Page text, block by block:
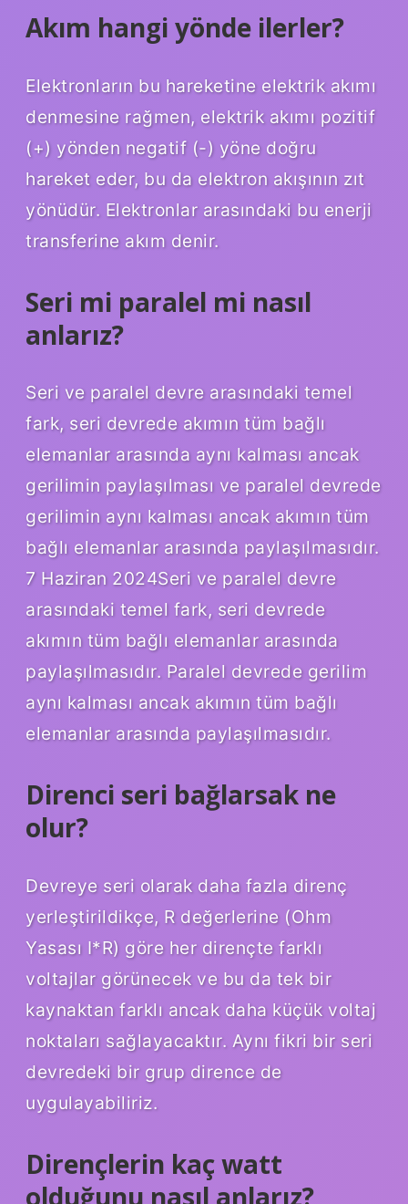
Akım hangi yönde ilerler?
Elektronların bu hareketine elektrik akımı
denmesine rağmen, elektrik akımı pozitif
(+) yönden negatif (-) yöne doğru
hareket eder, bu da elektron akışının zıt
yönüdür. Elektronlar arasındaki bu enerji
transferine akım denir.
Seri mi paralel mi nasıl
anlarız?
Seri ve paralel devre arasındaki temel
fark, seri devrede akımın tüm bağlı
elemanlar arasında aynı kalması ancak
gerilimin paylaşılması ve paralel devrede
gerilimin aynı kalması ancak akımın tüm
bağlı elemanlar arasında paylaşılmasıdır.
7 Haziran 2024Seri ve paralel devre
arasındaki temel fark, seri devrede
akımın tüm bağlı elemanlar arasında
paylaşılmasıdır. Paralel devrede gerilim
aynı kalması ancak akımın tüm bağlı
elemanlar arasında paylaşılmasıdır.
Direnci seri bağlarsak ne
olur?
Devreye seri olarak daha fazla direnç
yerleştirildikçe, R değerlerine (Ohm
Yasası I*R) göre her dirençte farklı
voltajlar görünecek ve bu da tek bir
kaynaktan farklı ancak daha küçük voltaj
noktaları sağlayacaktır. Aynı fikri bir seri
devredeki bir grup dirence de
uygulayabiliriz.
Dirençlerin kaç watt
olduğunu nasıl anlarız?